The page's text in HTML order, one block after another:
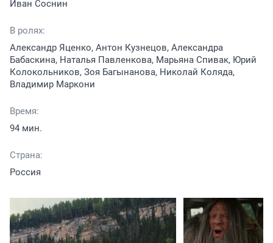
Иван Соснин
В ролях:
Александр Яценко, Антон Кузнецов, Александра
Бабаскина, Наталья Павленкова, Марьяна Спивак, Юрий
Колокольников, Зоя Багынанова, Николай Коляда,
Владимир Маркони
Время:
94 мин.
Страна:
Россия